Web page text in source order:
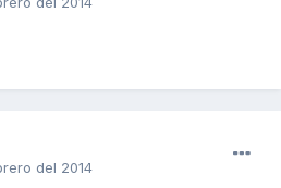
del 2014